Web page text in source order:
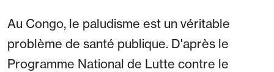
Au Congo, le paludisme est un véritable
problème de santé publique. D'après le
Programme National de Lutte contre le